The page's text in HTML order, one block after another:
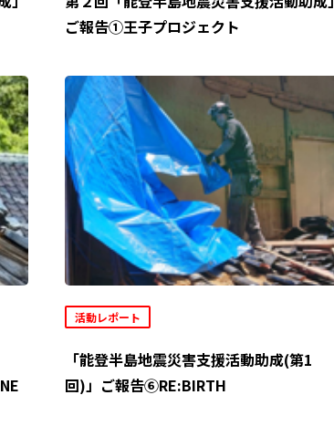
ご報告①王子プロジェクト
活動レポート
「能登半島地震災害支援活動助成(第1
回)」ご報告⑥RE:BIRTH